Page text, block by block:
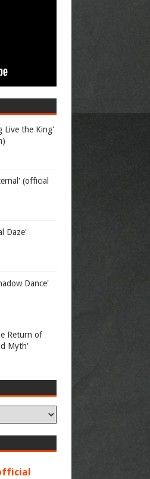
Live the King'
(official
Daze'
Dance'
Return of
Myth'